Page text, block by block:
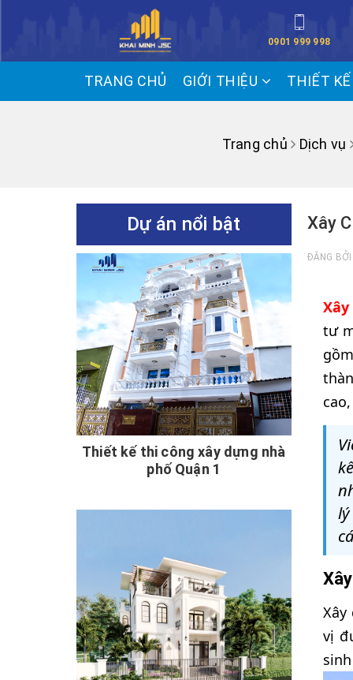
0901 999 998
TRANG CHỦ GIỚI THIỆU THIẾT
Trang chủ Dịch vụ
Xây
ĐĂNG
tư
vị
Dự án nổi bật
Thiết kế thi công xây dựng nhà
phố Quận 1